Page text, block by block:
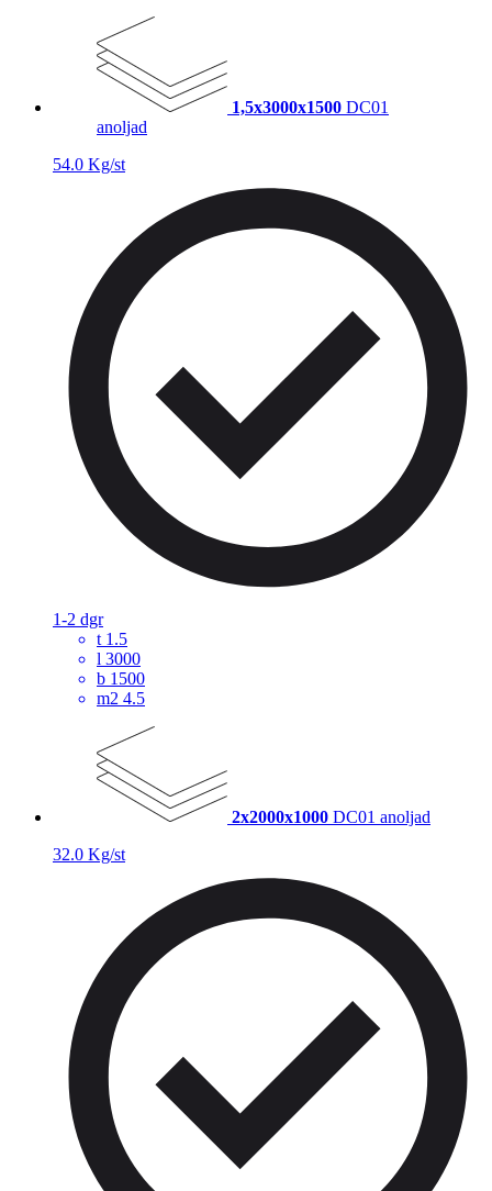
1,5x3000x1500 DC01
anoljad
54.0 Kg/st
1-2 dgr
t 1.5
l 3000
b 1500
m2 4.5
2x2000x1000 DC01 anoljad
32.0 Kg/st